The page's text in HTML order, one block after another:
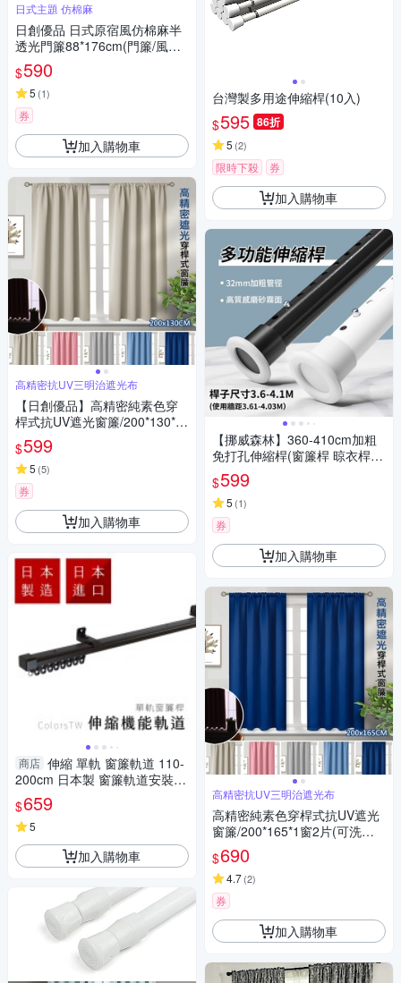
日式主題 仿棉麻
日創優品 日式原宿風仿棉麻半
透光門簾88*176cm(門簾/風水
簾/窗簾/窗紗/長門簾/隔簾)
$590
5 (1)
券
加入購物車
高精密抗UV三明治遮光布
【日創優品】高精密純素色穿
桿式抗UV遮光窗簾/200*130*1
窗2片(可洗衣機洗/窗簾/拉簾/風
水簾/門簾) 售價599元
$599
5 (5)
券
加入購物車
商店 伸縮 單軌 窗簾軌道 110-
200cm 日本製 窗簾軌道安裝DI
Y 方型伸縮窗簾軌道 窗簾伸縮
桿 窗簾軌道滑輪
$659
5
加入購物車
台灣製多用途伸縮桿(10入)
$595 86折
5 (2)
限時下殺 券
加入購物車
【挪威森林】360-410cm加粗
免打孔伸縮桿(窗簾桿 晾衣桿
曬衣桿 浴簾桿 門簾桿 掛衣架)
$599
5 (1)
券
加入購物車
高精密抗UV三明治遮光布
高精密純素色穿桿式抗UV遮光
窗簾/200*165*1窗2片(可洗衣
機洗/窗簾/拉簾/風水簾/門簾)
$690
4.7(2)
券
加入購物車